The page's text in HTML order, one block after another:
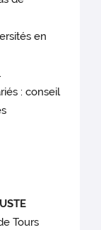
en
: conseil
Tours